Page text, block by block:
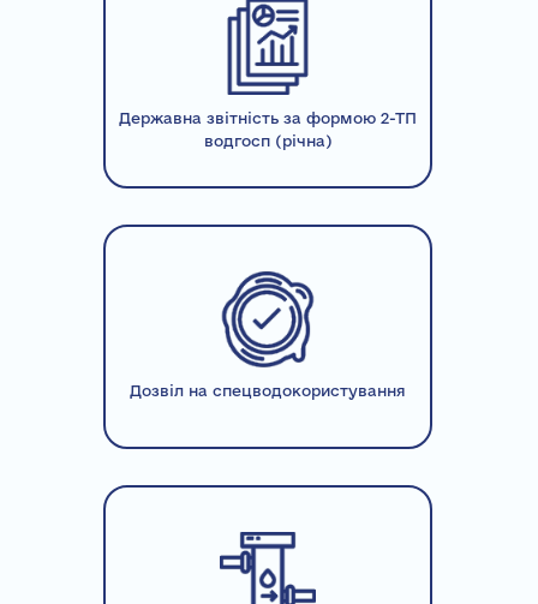
Державна звітність за формою 2-ТП
водгосп (річна)
Дозвіл на спецводокористування